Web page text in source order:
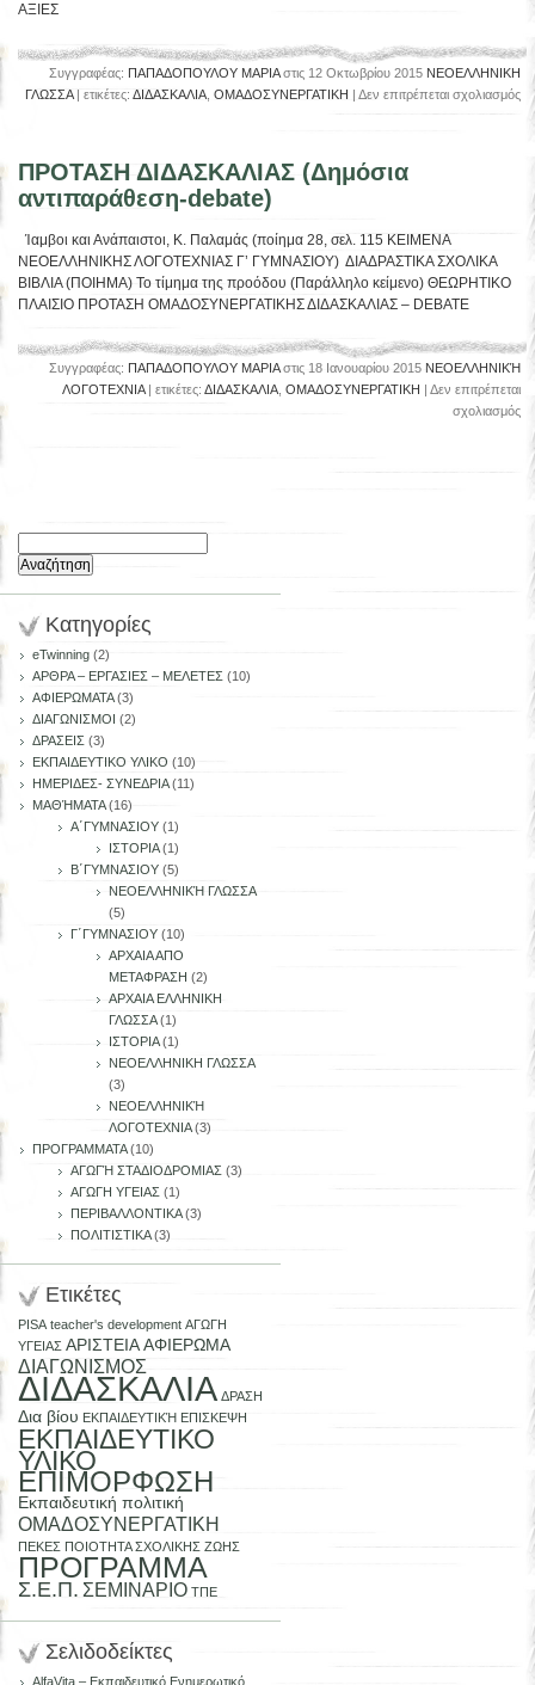
ΑΞΙΕΣ
Συγγραφέας: ΠΑΠΑΔΟΠΟΥΛΟΥ ΜΑΡΙΑστις 12 Οκτωβρίου 2015 ΝΕΟΕΛΛΗΝΙΚΗ
ΓΛΩΣΣΑ| ετικέτες: ΔΙΔΑΣΚΑΛΙΑ, ΟΜΑΔΟΣΥΝΕΡΓΑΤΙΚΗ | Δεν επιτρέπεται σχολιασμός
ΠΡΟΤΑΣΗ ΔΙΔΑΣΚΑΛΙΑΣ (Δημόσια
αντιπαράθεση-debate)
Ίαμβοι και Ανάπαιστοι, Κ. Παλαμάς (ποίημα 28, σελ. 115 ΚΕΙΜΕΝΑ
ΝΕΟΕΛΛΗΝΙΚΗΣ ΛΟΓΟΤΕΧΝΙΑΣ Γ’ ΓΥΜΝΑΣΙΟΥ) ΔΙΑΔΡΑΣΤΙΚΑ ΣΧΟΛΙΚΑ
ΒΙΒΛΙΑ (ΠΟΙΗΜΑ) Το τίμημα της προόδου (Παράλληλο κείμενο) ΘΕΩΡΗΤΙΚΟ
ΠΛΑΙΣΙΟ ΠΡΟΤΑΣΗ ΟΜΑΔΟΣΥΝΕΡΓΑΤΙΚΗΣ ΔΙΔΑΣΚΑΛΙΑΣ – DEBATE
Συγγραφέας: ΠΑΠΑΔΟΠΟΥΛΟΥ ΜΑΡΙΑστις 18 Ιανουαρίου 2015 ΝΕΟΕΛΛΗΝΙΚΉ
ΛΟΓΟΤΕΧΝΙΑ| ετικέτες: ΔΙΔΑΣΚΑΛΙΑ, ΟΜΑΔΟΣΥΝΕΡΓΑΤΙΚΗ | Δεν επιτρέπεται
σχολιασμός
για:
Kατηγορίες
eTwinning (2)
ΑΡΘΡΑ – ΕΡΓΑΣΙΕΣ – ΜΕΛΕΤΕΣ (10)
ΑΦΙΕΡΩΜΑΤΑ(3)
ΔΙΑΓΩΝΙΣΜΟΙ (2)
ΔΡΑΣΕΙΣ (3)
ΕΚΠΑΙΔΕΥΤΙΚΟ ΥΛΙΚΟ (10)
ΗΜΕΡΙΔΕΣ- ΣΥΝΕΔΡΙΑ(11)
ΜΑΘΉΜΑΤΑ(16)
Α΄ΓΥΜΝΑΣΙΟΥ (1)
ΙΣΤΟΡΙΑ(1)
Β΄ΓΥΜΝΑΣΙΟΥ (5)
ΝΕΟΕΛΛΗΝΙΚΉ ΓΛΩΣΣΑ
(5)
Γ΄ΓΥΜΝΑΣΙΟΥ (10)
ΑΡΧΑΙΑ ΑΠΟ
ΜΕΤΑΦΡΑΣΗ (2)
ΑΡΧΑΙΑ ΕΛΛΗΝΙΚΗ
ΓΛΩΣΣΑ(1)
ΙΣΤΟΡΙΑ(1)
ΝΕΟΕΛΛΗΝΙΚΗ ΓΛΩΣΣΑ
(3)
ΝΕΟΕΛΛΗΝΙΚΉ
ΛΟΓΟΤΕΧΝΙΑ(3)
ΠΡΟΓΡΑΜΜΑΤΑ(10)
ΑΓΩΓΉ ΣΤΑΔΙΟΔΡΟΜΙΑΣ (3)
ΑΓΩΓΗ ΥΓΕΙΑΣ (1)
ΠΕΡΙΒΑΛΛΟΝΤΙΚΑ(3)
ΠΟΛΙΤΙΣΤΙΚΑ(3)
Ετικέτες
PISA teacher's development ΑΓΩΓΗ
ΥΓΕΙΑΣ ΑΡΙΣΤΕΙΑ ΑΦΙΕΡΩΜΑ
ΔΙΑΓΩΝΙΣΜΟΣ
ΔΙΔΑΣΚΑΛΙΑ ΔΡΑΣΗ
Δια βίου ΕΚΠΑΙΔΕΥΤΙΚΉ ΕΠΙΣΚΕΨΗ
ΕΚΠΑΙΔΕΥΤΙΚΟ
ΥΛΙΚΟ
ΕΠΙΜΟΡΦΩΣΗ
Εκπαιδευτική πολιτική
ΟΜΑΔΟΣΥΝΕΡΓΑΤΙΚΗ
ΠΕΚΕΣ ΠΟΙΟΤΗΤΑ ΣΧΟΛΙΚΗΣ ΖΩΗΣ
ΠΡΟΓΡΑΜΜΑ
Σ.Ε.Π. ΣΕΜΙΝΑΡΙΟ ΤΠΕ
Σελιδοδείκτες
AlfaVita – Εκπαιδευτικό Ενημερωτικό